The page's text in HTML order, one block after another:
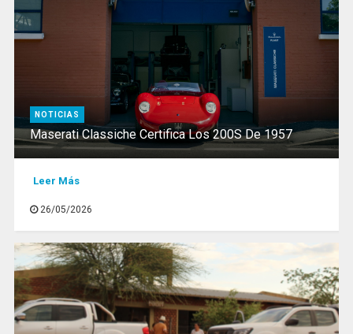
NOTICIAS
Maserati Classiche Certifica Los 200S De 1957
Leer Más
26/05/2026